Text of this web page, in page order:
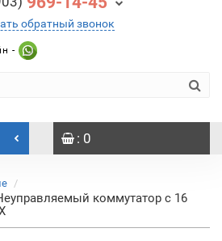
обратный звонок
-
: 0
коммутатор с 16